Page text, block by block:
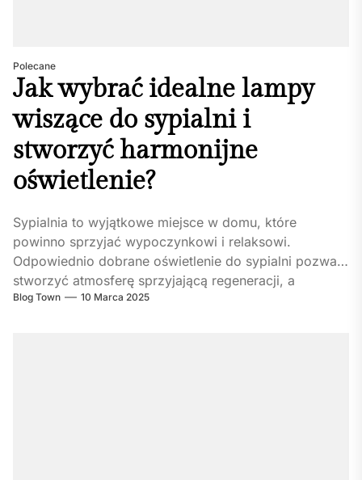
Polecane
Jak wybrać idealne lampy
wiszące do sypialni i
stworzyć harmonijne
oświetlenie?
Sypialnia to wyjątkowe miejsce w domu, które
powinno sprzyjać wypoczynkowi i relaksowi.
Odpowiednio dobrane oświetlenie do sypialni pozwala
stworzyć atmosferę sprzyjającą regeneracji, a
jednocześnie zapewnia...
Blog Town 10 Marca 2025